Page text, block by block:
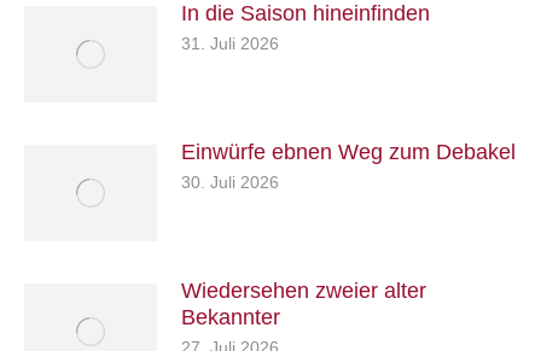
In die Saison hineinfinden
31. Juli 2026
Einwürfe ebnen Weg zum Debakel
30. Juli 2026
Wiedersehen zweier alter
Bekannter